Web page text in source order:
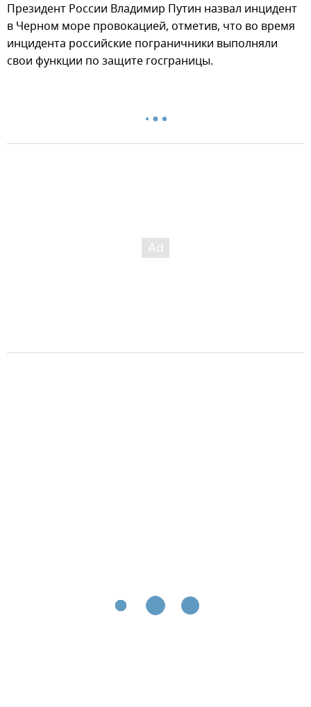
Президент России Владимир Путин назвал инцидент
в Черном море провокацией, отметив, что во время
инцидента российские пограничники выполняли
свои функции по защите госграницы.